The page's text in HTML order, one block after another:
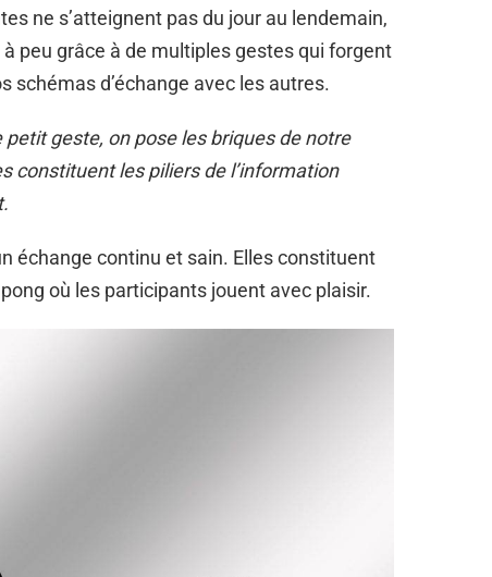
ne s’atteignent pas du jour au lendemain,
peu grâce à de multiples gestes qui forgent
schémas d’échange avec les autres.
geste, on pose les briques de notre
constituent les piliers de l’information
échange continu et sain. Elles constituent
où les participants jouent avec plaisir.